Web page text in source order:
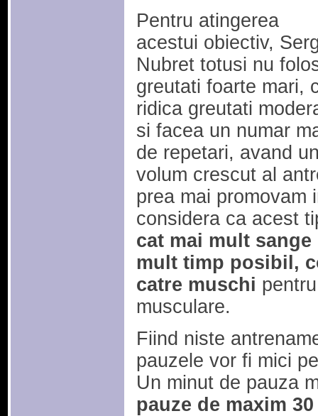
Pentru atingerea
acestui obiectiv,
Nubret totusi nu
greutati foarte mari,
ridica greutati
si facea un numar
de repetari, avand
volum crescut al
prea mai promovam
considera ca acest
cat mai mult
mult timp posibil,
catre muschi
musculare.
Fiind niste
pauzele vor fi mici
Un minut de pauza
pauze de maxim